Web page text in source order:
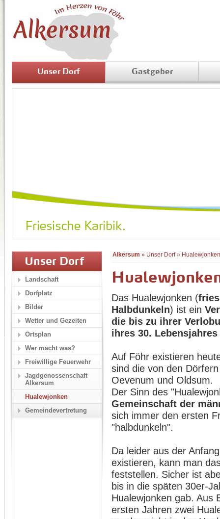
Unser Dorf Gastgeber
Alkersum » Unser Dorf» Hualewjonken
Das Hualewjonken (
Halbdunkeln) ist ein
die bis zu ihrer
ihres 30.
Auf Föhr existieren
sind die von den
Oevenum und Oldsum.
Der Sinn des
Gemeinschaft der
sich immer den ersten
"halbdunkeln".
Da leider aus der
existieren, kann man
feststellen. Sicher ist
bis in die späten 30er-
Hualewjonken gab. Aus
ersten Jahren zwei
Unser Dorf
Landschaft
Dorfplatz
Bilder
Wetter und Gezeiten
Ortsplan
Wer macht was?
Freiwillige Feuerwehr
Jagdgenossenschaft
Alkersum
Hualewjonken
Gemeindevertretung